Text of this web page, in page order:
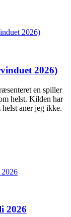
2026)
2026)
en spiller
helst. Kilden har
aner jeg ikke.
2026